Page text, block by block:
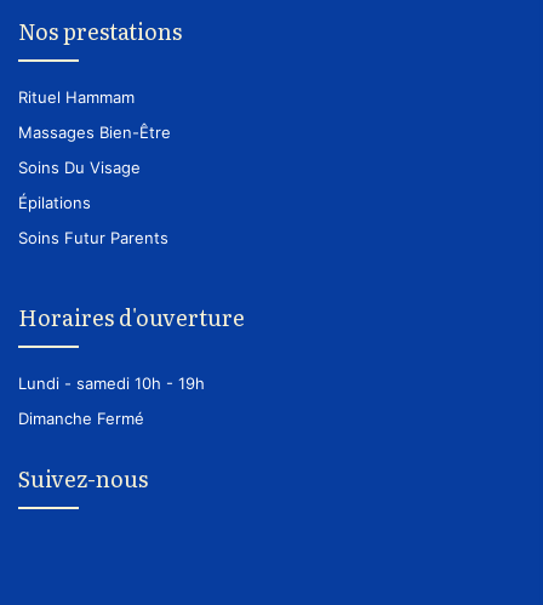
Nos prestations
Rituel Hammam
Massages Bien-Être
Soins Du Visage
Épilations
Soins Futur Parents
Horaires d'ouverture
Lundi - samedi 10h - 19h
Dimanche Fermé
Suivez-nous